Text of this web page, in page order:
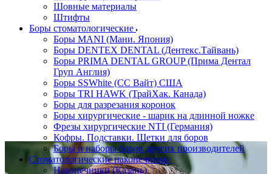
Шовные материалы
Штифты
Боры стоматологические
Боры MANI (Мани. Япония)
Боры DENTEX DENTAL (Дентекс.Тайвань)
Боры PRIMA DENTAL GROUP (Прима Дентал
Груп Англия)
Боры SSWhite (СС Вайт) США
Боры TRI HAWK (ТрайХак. Канада)
Боры для разрезания коронок
Боры хирургические - шарик на длинной ножке
Фрезы хирургические NTI (Германия)
Кофры. Подставки. Щетки для боров
Боры и наборы боров других производителей
Стоматологические наконечники
Наконечники (Казань)